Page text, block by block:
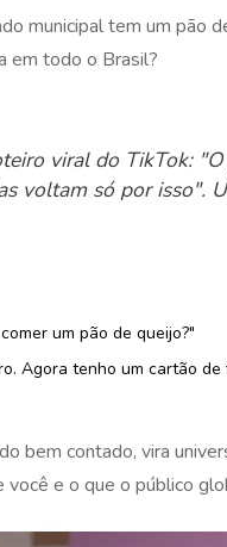
municipal tem um pão
em todo o Brasil?
viral do TikTok:
voltam só por isso".
um pão de queijo?"
Agora tenho um cartão de
bem contado, vira
e o que o público